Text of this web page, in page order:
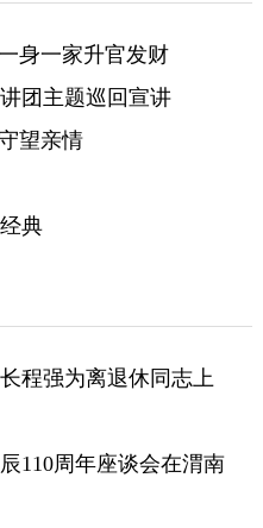
身一家升官发财
团主题巡回宣讲
望亲情
典
程强为离退休同志上
110周年座谈会在渭南